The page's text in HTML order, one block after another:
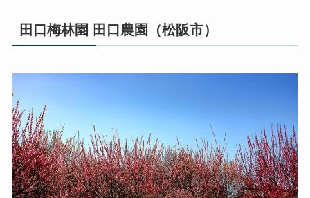
田口梅林園 田口農園（松阪市）